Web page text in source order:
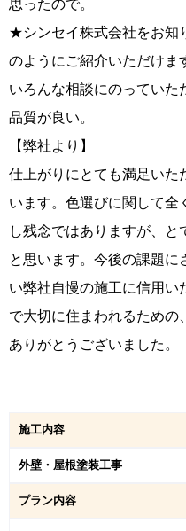
思ったので。
★シンセイ株式会社をお知
のようにご紹介いただけま
いろんな相談にのっていた
品質が良い。
【弊社より】
仕上がりにとても満足いた
います。色選びに関して全
し残念ではありますが、と
と思います。今後の課題に
い弊社自慢の施工に信用い
で大切に住まわれるための
ありがとうございました。
施工内容
外壁・屋根塗装工事
プラン内容